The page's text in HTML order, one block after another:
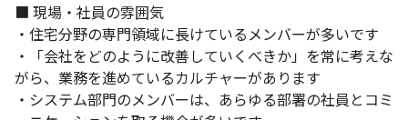
■ 現場・社員の雰囲気
・住宅分野の専門領域に長けているメンバーが多いです
・「会社をどのように改善していくべきか」を常に考えな
がら、業務を進めているカルチャーがあります
・システム部門のメンバーは、あらゆる部署の社員とコミ